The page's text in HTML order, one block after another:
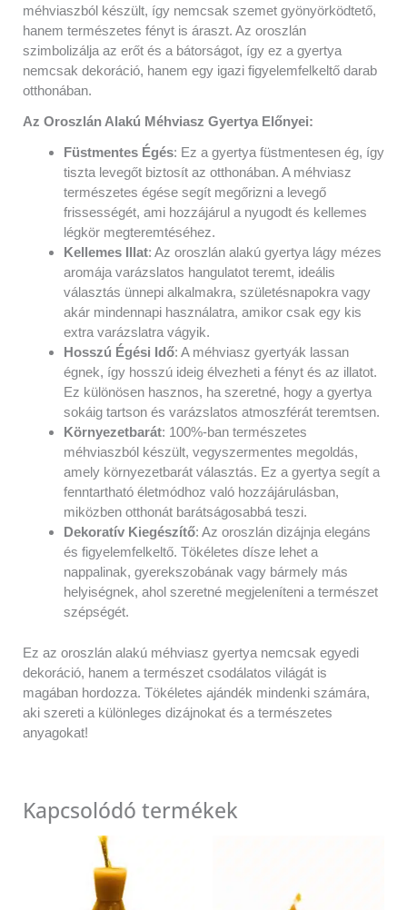
méhviaszból készült, így nemcsak szemet gyönyörködtető,
hanem természetes fényt is áraszt. Az oroszlán
szimbolizálja az erőt és a bátorságot, így ez a gyertya
nemcsak dekoráció, hanem egy igazi figyelemfelkeltő darab
otthonában.
Az Oroszlán Alakú Méhviasz Gyertya Előnyei:
Füstmentes Égés: Ez a gyertya füstmentesen ég, így
tiszta levegőt biztosít az otthonában. A méhviasz
természetes égése segít megőrizni a levegő
frissességét, ami hozzájárul a nyugodt és kellemes
légkör megteremtéséhez.
Kellemes Illat: Az oroszlán alakú gyertya lágy mézes
aromája varázslatos hangulatot teremt, ideális
választás ünnepi alkalmakra, születésnapokra vagy
akár mindennapi használatra, amikor csak egy kis
extra varázslatra vágyik.
Hosszú Égési Idő: A méhviasz gyertyák lassan
égnek, így hosszú ideig élvezheti a fényt és az illatot.
Ez különösen hasznos, ha szeretné, hogy a gyertya
sokáig tartson és varázslatos atmoszférát teremtsen.
Környezetbarát: 100%-ban természetes
méhviaszból készült, vegyszermentes megoldás,
amely környezetbarát választás. Ez a gyertya segít a
fenntartható életmódhoz való hozzájárulásban,
miközben otthonát barátságosabbá teszi.
Dekoratív Kiegészítő: Az oroszlán dizájnja elegáns
és figyelemfelkeltő. Tökéletes dísze lehet a
nappalinak, gyerekszobának vagy bármely más
helyiségnek, ahol szeretné megjeleníteni a természet
szépségét.
Ez az oroszlán alakú méhviasz gyertya nemcsak egyedi
dekoráció, hanem a természet csodálatos világát is
magában hordozza. Tökéletes ajándék mindenki számára,
aki szereti a különleges dizájnokat és a természetes
anyagokat!
Kapcsolódó termékek